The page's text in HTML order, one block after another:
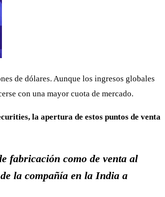
de dólares. Aunque los ingresos globales
con una mayor cuota de mercado.
la apertura de estos puntos de venta
fabricación como de venta al
la compañía en la India a